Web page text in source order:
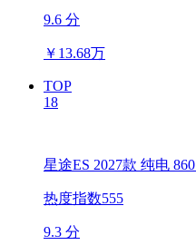
9.6 分
￥ 13.68万
TOP
18
星途ES 2027款 纯电
热度指数555
9.3 分